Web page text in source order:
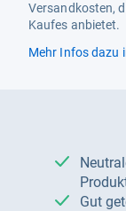
Versandkosten,
Kaufes anbietet.
Mehr Infos dazu
Neutrale Ratgeber – hilfreich für Ihre
Gut getestete Produkte – passend zur